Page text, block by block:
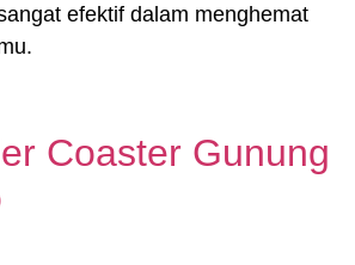
efektif dalam menghemat
Coaster Gunung